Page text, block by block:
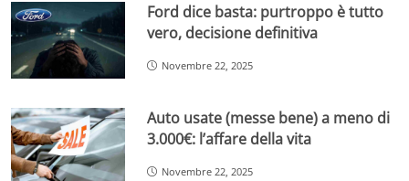
Ford dice basta: purtroppo è tutto
vero, decisione definitiva
Novembre 22, 2025
Auto usate (messe bene) a meno di
3.000€: l’affare della vita
Novembre 22, 2025